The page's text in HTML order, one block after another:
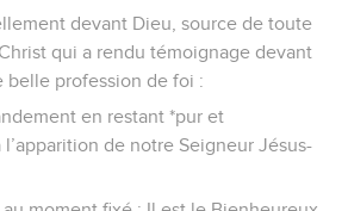
devant Dieu, source de toute
qui a rendu témoignage devant
belle profession de foi :
en restant *pur et
l’apparition de notre Seigneur Jésus-